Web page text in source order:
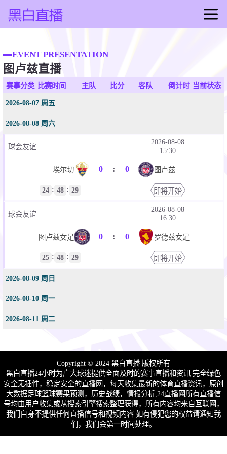
足球直播
篮球直播
足球录像
篮球集锦
足球新闻
EVENT PRESENTATION
图卢兹直播
赛事分类 比赛时间 主队 比分 客队 倒计时 当前状态
2026-08-07 周五
2026-08-08 周六
球会友谊
2026-08-08
15:30
埃尔切 0 : 0 图卢兹
24 : 48 : 29 即将开始
球会友谊
2026-08-08
16:30
图卢兹女足 0 : 0 罗德兹女足
25 : 48 : 29 即将开始
2026-08-09 周日
2026-08-10 周一
2026-08-11 周二
Copyright © 2024 黑白直播 版权所有
黑白直播24小时为广大球迷提供全面及时的赛事直播和资讯 完全绿色
安全无插件，稳定安全的直播网，每天收集最新的体育直播资讯，原创
大数据足球篮球赛果预测，历史战绩，情报分析,24直播网所有直播信
号均由用户收集或从搜索引擎搜索整理获得，所有内容均来自互联网，
我们自身不提供任何直播信号和视频内容 如有侵犯您的权益请通知我
们，我们会第一时间处理。